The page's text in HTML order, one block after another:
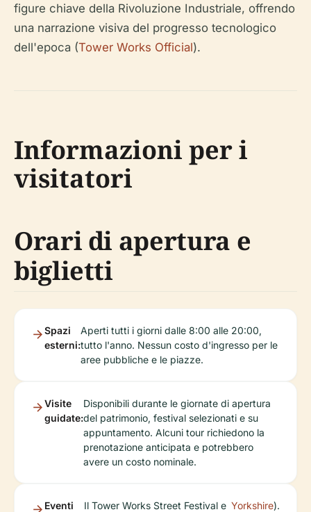
figure chiave della Rivoluzione Industriale, offrendo
una narrazione visiva del progresso tecnologico
dell'epoca (Tower Works Official).
Informazioni per i
visitatori
Orari di apertura e
biglietti
Spazi
esterni:
Aperti tutti i giorni dalle 8:00 alle 20:00,
tutto l'anno. Nessun costo d'ingresso per le
aree pubbliche e le piazze.
Visite
guidate:
Disponibili durante le giornate di apertura
del patrimonio, festival selezionati e su
appuntamento. Alcuni tour richiedono la
prenotazione anticipata e potrebbero
avere un costo nominale.
Eventi
Il Tower Works Street Festival e Yorkshire).